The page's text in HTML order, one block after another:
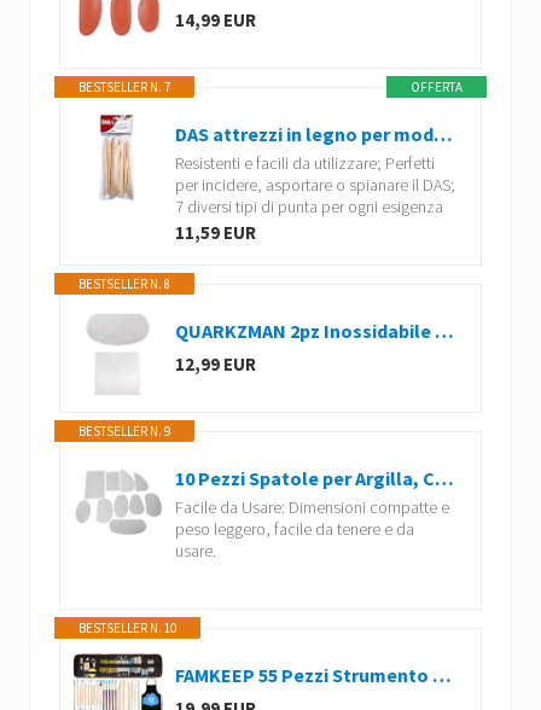
14,99 EUR
OFFERTA
BESTSELLER N. 7
DAS attrezzi in legno per modellaggio
Resistenti e facili da utilizzare; Perfetti
per incidere, asportare o spianare il DAS;
7 diversi tipi di punta per ogni esigenza
11,59 EUR
BESTSELLER N. 8
QUARKZMAN 2pz Inossidabile Acciaio Argilla Raschietto Set Ceramica Metallo Seghettato Argilla Seghettato Argilla Taglia Scultura Ceramica per Ceramica Strumenti Raschietto Artigianato
12,99 EUR
BESTSELLER N. 9
10 Pezzi Spatole per Argilla, Ceramica Spatola di Acciaio Inossidabile Strumenti in Argilla polimerica Strumenti per Ceramica Artigianale Scolpire la Modellazione
Facile da Usare: Dimensioni compatte e
peso leggero, facile da tenere e da
usare.
BESTSELLER N. 10
FAMKEEP 55 Pezzi Strumento per Modellare l’Argilla,Strumenti Argilla,Attrezzi Ceramica,Sculpting Tool con Sacchetto di Stoccaggio,Kit per Modellazione, per Scultura in Argilla Utensili Ceramiche